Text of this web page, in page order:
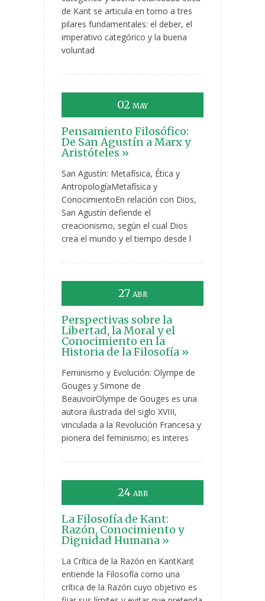
de Kant se articula en torno a tres
pilares fundamentales: el deber, el
imperativo categórico y la buena
voluntad
02 MAY
Pensamiento Filosófico:
De San Agustín a Marx y
Aristóteles »
San Agustín: Metafísica, Ética y
AntropologíaMetafísica y
ConocimientoEn relación con Dios,
San Agustín defiende el
creacionismo, según el cual Dios
crea el mundo y el tiempo desde l
27 ABR
Perspectivas sobre la
Libertad, la Moral y el
Conocimiento en la
Historia de la Filosofía »
Feminismo y Evolución: Olympe de
Gouges y Simone de
BeauvoirOlympe de Gouges es una
autora ilustrada del siglo XVIII,
vinculada a la Revolución Francesa y
pionera del feminismo; es interes
24 ABR
La Filosofía de Kant:
Razón, Conocimiento y
Dignidad Humana »
La Crítica de la Razón en KantKant
entiende la Filosofía como una
crítica de la Razón cuyo objetivo es